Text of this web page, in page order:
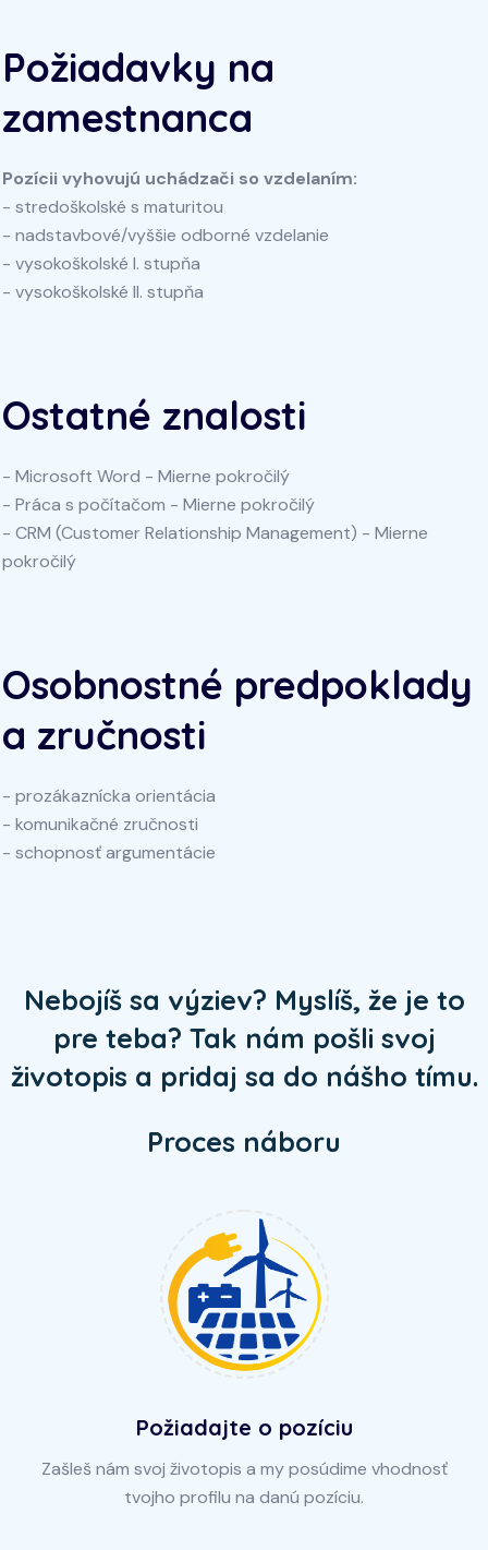
Požiadavky na
zamestnanca
Pozícii vyhovujú uchádzači so vzdelaním:
- stredoškolské s maturitou
- nadstavbové/vyššie odborné vzdelanie
- vysokoškolské I. stupňa
- vysokoškolské II. stupňa
Ostatné znalosti
- Microsoft Word - Mierne pokročilý
- Práca s počítačom - Mierne pokročilý
- CRM (Customer Relationship Management) - Mierne
pokročilý
Osobnostné predpoklady
a zručnosti
- prozákaznícka orientácia
- komunikačné zručnosti
- schopnosť argumentácie
Nebojíš sa výziev? Myslíš, že je to
pre teba? Tak nám pošli svoj
životopis a pridaj sa do nášho tímu.
Proces náboru
Požiadajte o pozíciu
Zašleš nám svoj životopis a my posúdime vhodnosť
tvojho profilu na danú pozíciu.